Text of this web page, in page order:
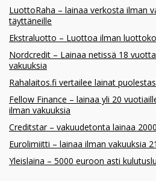
LuottoRaha – lainaa verkosta ilman
täyttäneille
Ekstraluotto – Luottoa ilman
Nordcredit – Lainaa netissä 18
vakuuksia
Rahalaitos.fi vertailee lainat
Fellow Finance – lainaa yli 20
ilman vakuuksia
Creditstar – vakuudetonta lainaa
Eurolimiitti – lainaa ilman vakuuksia
Yleislaina – 5000 euroon asti